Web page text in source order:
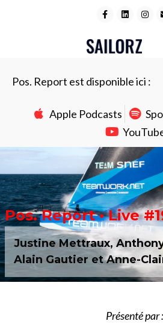
Pos. Report est disponible ici :
Apple Podcasts
Pos. Report • Live
Justine Mettraux,
Alain Gautier et Anne-
Présenté par :